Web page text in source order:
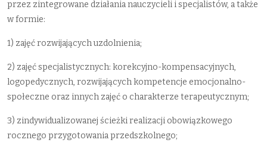
przez zintegrowane działania nauczycieli i specjalistów, a także
w formie:
1) zajęć rozwijających uzdolnienia;
2) zajęć specjalistycznych: korekcyjno-kompensacyjnych,
logopedycznych, rozwijających kompetencje emocjonalno-
społeczne oraz innych zajęć o charakterze terapeutycznym;
3) zindywidualizowanej ścieżki realizacji obowiązkowego
rocznego przygotowania przedszkolnego;